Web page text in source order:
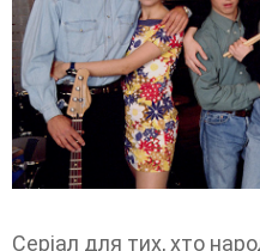
Серіал для тих, хто